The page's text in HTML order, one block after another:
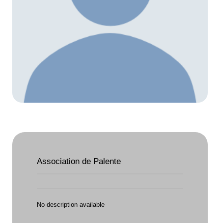
Association de Palente
No description available